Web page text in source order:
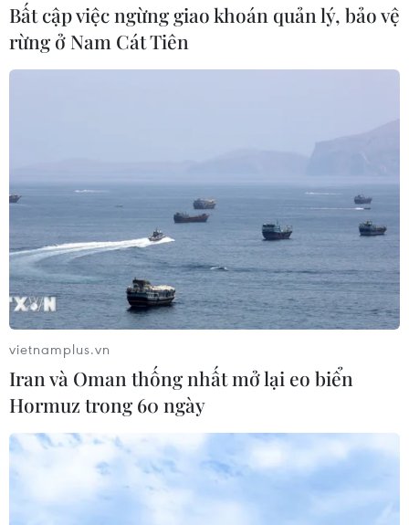
Nhật Bản thắng sát nút Việt Nam
11/11/2021 15:03
Tiền đạo Takumi Minamino đang chơi bóng cho
Liverpool tạo điểm nhấn lớn nhất trong chiến thắng của
tuyển Nhật Bản trước Việt Nam trên sân vận động Mỹ
Bất cập việc ngừng giao khoán quản lý, bảo vệ
rừng ở Nam Cát Tiên
vietnamplus.vn
Iran và Oman thống nhất mở lại eo biển
Hormuz trong 60 ngày